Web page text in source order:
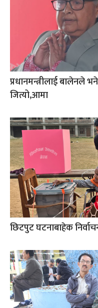
प्रधानमन्त्रीलाई बालेनले
जित्यो,आमा
छिटपुट घटनाबाहेक